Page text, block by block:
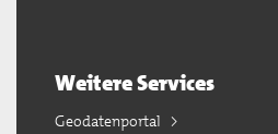
Weitere Services
Geodatenportal